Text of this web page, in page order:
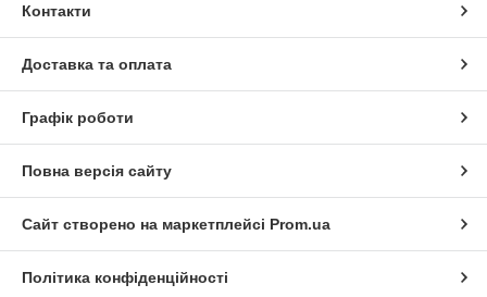
Контакти
Доставка та оплата
Графік роботи
Повна версія сайту
Сайт створено на маркетплейсі Prom.ua
Політика конфіденційності